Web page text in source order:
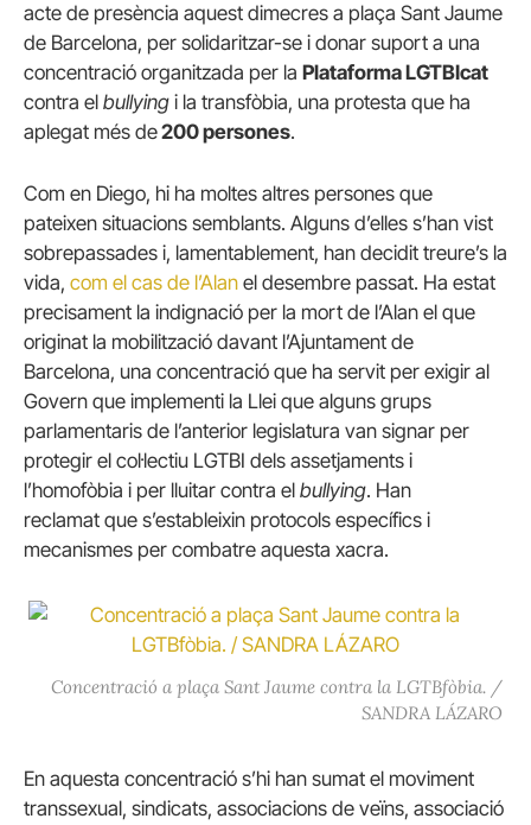
acte de presència aquest dimecres a plaça Sant Jaume
de Barcelona, per solidaritzar-se i donar suport a una
concentració organitzada per la Plataforma LGTBIcat
contra el bullying i la transfòbia, una protesta que ha
aplegat més de200 persones.
Com en Diego, hi ha moltes altres persones que
pateixen situacions semblants. Alguns d’elles s’han vist
sobrepassades i, lamentablement, han decidit treure’s la
vida, com el cas de l’Alan el desembre passat. Ha estat
precisament la indignació per la mort de l’Alan el que
originat la mobilització davant l’Ajuntament de
Barcelona, una concentració que ha servit per exigir al
Govern que implementi la Llei que alguns grups
parlamentaris de l’anterior legislatura van signar per
protegir el col·lectiu LGTBI dels assetjaments i
l’homofòbia i per lluitar contra el bullying. Han
reclamat que s’estableixin protocols específics i
mecanismes per combatre aquesta xacra.
Concentració a plaça Sant Jaume contra la LGTBfòbia. /
SANDRA LÁZARO
En aquesta concentració s’hi han sumat el moviment
transsexual, sindicats, associacions de veïns, associació